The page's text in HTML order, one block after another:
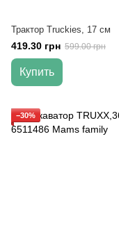
Трактор Truckies, 17 см
419.30 грн 599.00 грн
Купить
−30%